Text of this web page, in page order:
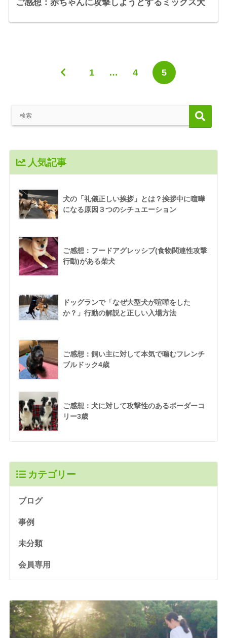
ご感想：赤ちゃんに攻撃しようとするミックス犬
1 … 4 5
人気記事
犬の「礼儀正しい挨拶」とは？挨拶中に喧嘩
になる原因３つのシチュエーション
ご感想：フードアグレッシブ(食物関連性攻撃
行動)がある柴犬
ドッグランで「なぜ大型犬が喧嘩をした
か？」行動の解説と正しい入場方法
ご感想：飼い主に対して本気で噛むフレンチ
ブルドック4歳
ご感想：犬に対して攻撃性のあるボーダーコ
リー3歳
カテゴリー
ブログ
事例
未分類
会員専用